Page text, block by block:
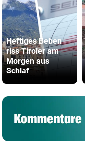
Heftiges Beben
riss Tiroler am
Morgen aus
Schlaf